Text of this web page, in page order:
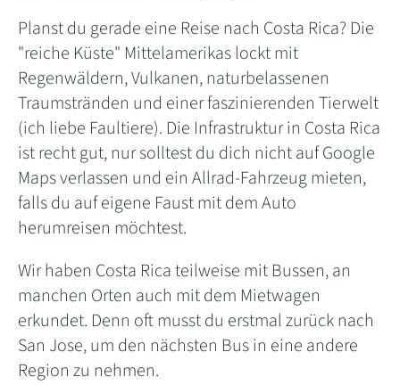
Planst du gerade eine Reise nach Costa Rica? Die
"reiche Küste" Mittelamerikas lockt mit
Regenwäldern, Vulkanen, naturbelassenen
Traumstränden und einer faszinierenden Tierwelt
(ich liebe Faultiere). Die Infrastruktur in Costa Rica
ist recht gut, nur solltest du dich nicht auf Google
Maps verlassen und ein Allrad-Fahrzeug mieten,
falls du auf eigene Faust mit dem Auto
herumreisen möchtest.
Wir haben Costa Rica teilweise mit Bussen, an
manchen Orten auch mit dem Mietwagen
erkundet. Denn oft musst du erstmal zurück nach
San Jose, um den nächsten Bus in eine andere
Region zu nehmen.